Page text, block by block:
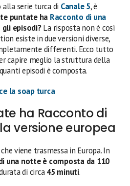
serie turca di Canale 5, è
puntate ha Racconto di una
episodi?La risposta non è così
esiste in due versioni diverse,
differenti. Ecco tutto
capire meglio la struttura della
episodi è composta.
la soap turca
ha Racconto di
versione europea
viene trasmessa in Europa. In
una notte è composta da 110
di circa45 minuti.